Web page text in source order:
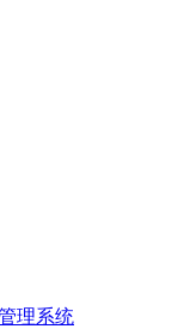
理系统